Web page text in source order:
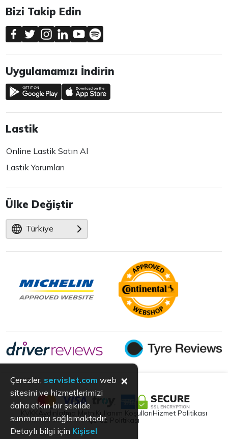
Bizi Takip Edin
Uygulamamızı İndirin
Lastik
Online Lastik Satın Al
Lastik Yorumları
Ülke Değiştir
Türkiye
Aydınlatma Metni Kullanım KoşullarıHizmet Politikası
Çerez Politikası
Çerezler, servislet.com web
sitesini ve hizmetlerimizi
daha etkin bir şekilde
sunmamızı sağlamaktadır.
Detaylı bilgi için Kişisel
×